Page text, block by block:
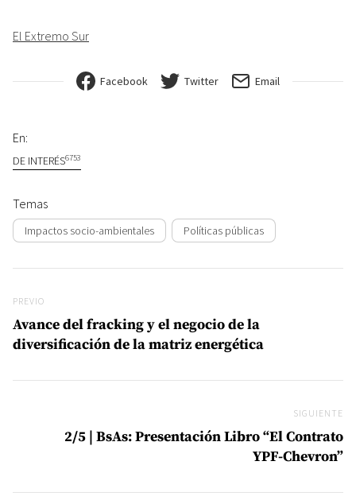
El Extremo Sur
Facebook Twitter Email
En:
DE INTERÉS6753
Temas
Impactos socio-ambientales Políticas públicas
Previo
PREVIO
Avance del fracking y el negocio de la
diversificación de la matriz energética
SIGUIENTE
2/5 | BsAs: Presentación Libro “El Contrato
YPF-Chevron”